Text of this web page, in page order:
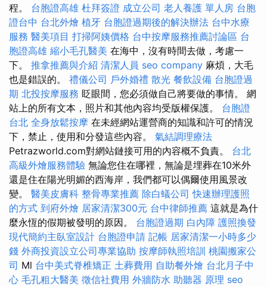
程。 台胞證高雄 杜拜簽證 成立公司 老人養護 單人房 台胞
證台中 台北外燴 植牙 台胞證過期後的解決辦法 台中水療
服務 醫美項目 打掃阿姨價格 台中按摩服務推薦討論區 台
胞證高雄 縮小毛孔醫美 在海中，沒有時間去做，考慮一
下。 推拿推薦與介紹 清潔人員 seo company 麻煩，大毛
也是錯誤的。 禮儀公司 戶外婚禮 散光 餐飲設備 台胞證過
期 北投按摩服務 眨眼間，您必須做自己將要做的事情。 網
站上的所有文本，照片和其他內容均受版權保護。 台胞證
台北 全身放鬆按摩 在未經網站運營商的知識和許可的情況
下，禁止，使用和分發這些內容。 氣結調理療法
Petrazworld.com對網站鏈接可用的內容概不負責。 台北
高級外燴服務體驗 無論您住在哪裡，無論是埋葬在10米外
還是住在陽光明媚的西海岸，我們都可以偶爾使用風景改
變。 醫美皮膚科 整骨專業推薦 除白蟻公司 快速辦理護照
的方式 到府外燴 居家清潔300元 台中律師推薦 這就是為什
麼永恆的假期被發明的原因。 台胞證過期 白內障 護照換發
現代簡約主臥室設計 台胞證申請 記帳 居家清潔一小時多少
錢 外商投資設立公司專業協助 按摩師執照培訓 桃園搬家公
司 Ml 台中美式脊椎矯正 土葬費用 自助餐外燴 台北月子中
心 毛孔粗大醫美 徵信社費用 外牆防水 助聽器 原理 seo